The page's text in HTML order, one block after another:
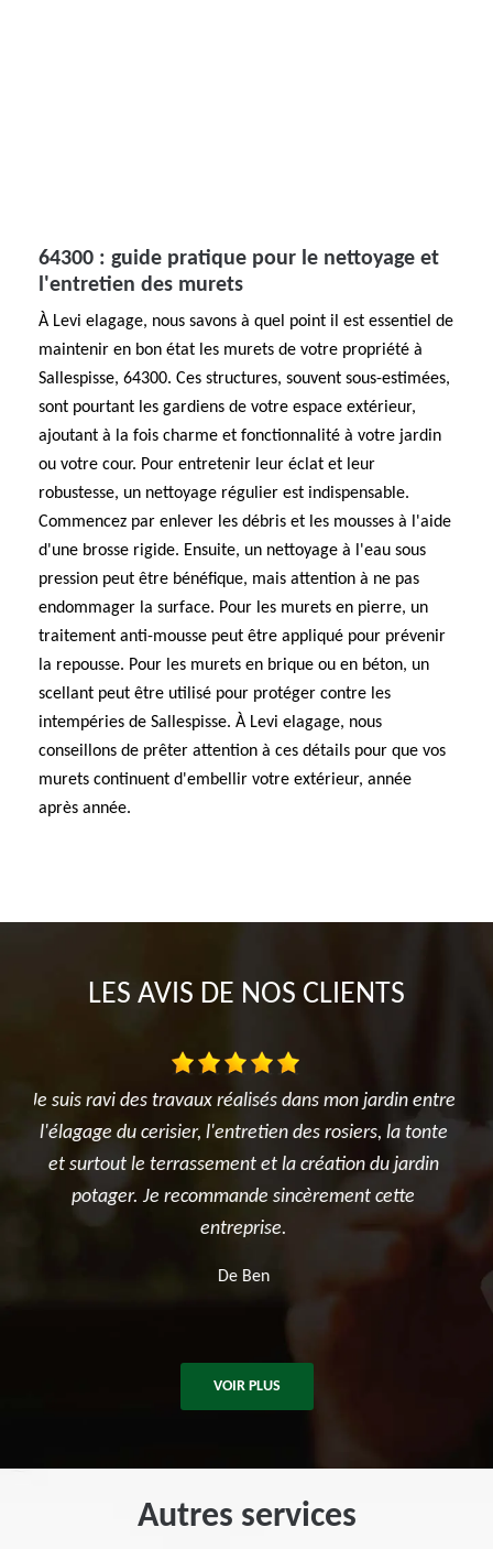
64300 : guide pratique pour le nettoyage et
l'entretien des murets
À Levi elagage, nous savons à quel point il est essentiel de
maintenir en bon état les murets de votre propriété à
Sallespisse, 64300. Ces structures, souvent sous-estimées,
sont pourtant les gardiens de votre espace extérieur,
ajoutant à la fois charme et fonctionnalité à votre jardin
ou votre cour. Pour entretenir leur éclat et leur
robustesse, un nettoyage régulier est indispensable.
Commencez par enlever les débris et les mousses à l'aide
d'une brosse rigide. Ensuite, un nettoyage à l'eau sous
pression peut être bénéfique, mais attention à ne pas
endommager la surface. Pour les murets en pierre, un
traitement anti-mousse peut être appliqué pour prévenir
la repousse. Pour les murets en brique ou en béton, un
scellant peut être utilisé pour protéger contre les
intempéries de Sallespisse. À Levi elagage, nous
conseillons de prêter attention à ces détails pour que vos
murets continuent d'embellir votre extérieur, année
après année.
LES AVIS DE NOS CLIENTS
Très satisfait de l'intervention. Travail d'élagage
réalisé avec sérieux et professionnalisme. L'équipe a
été ponctuelle, efficace et a laissé le chantier propre
après les travaux. Je recommande sans hésitation
pour tous vos besoins en élagage et entretien
VOIR PLUS
Autres services